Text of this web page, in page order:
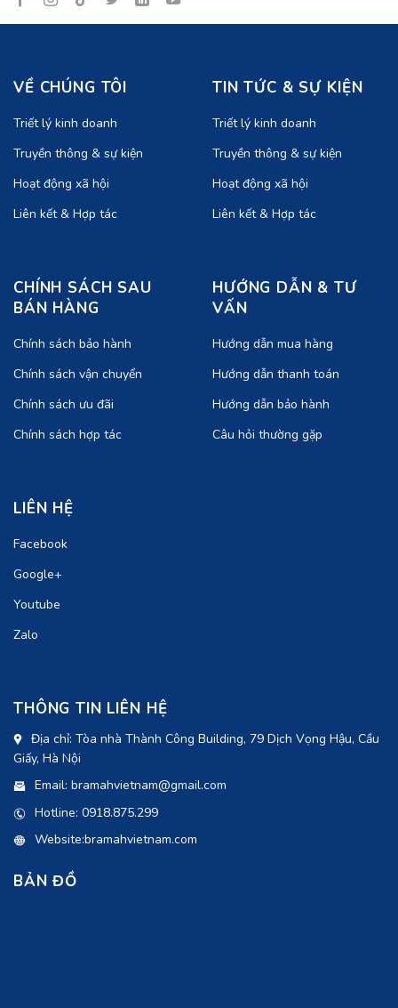
VỀ CHÚNG TÔI
Triết lý kinh doanh
Truyền thông & sự kiện
Hoạt động xã hội
Liên kết & Hợp tác
TIN TỨC & SỰ KIỆN
Triết lý kinh doanh
Truyền thông & sự kiện
Hoạt động xã hội
Liên kết & Hợp tác
CHÍNH SÁCH SAU
BÁN HÀNG
Chính sách bảo hành
Chính sách vận chuyển
Chính sách ưu đãi
Chính sách hợp tác
HƯỚNG DẪN & TƯ
VẤN
Hướng dẫn mua hàng
Hướng dẫn thanh toán
Hướng dẫn bảo hành
Câu hỏi thường gặp
LIÊN HỆ
Facebook
Google+
Youtube
Zalo
THÔNG TIN LIÊN HỆ
Địa chỉ: Tòa nhà Thành Công Building, 79 Dịch Vọng Hậu, Cầu
Giấy, Hà Nội
Email: bramahvietnam@gmail.com
Hotline: 0918.875.299
Website:bramahvietnam.com
BẢN ĐỒ